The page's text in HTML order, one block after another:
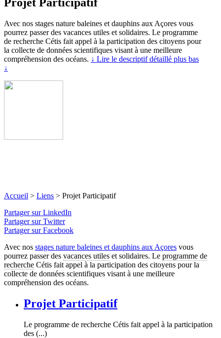
Avec nos stages nature baleines et dauphins aux Açores vous
pourrez passer des vacances utiles et solidaires. Le programme
de recherche Cétis fait appel à la participation des citoyens pour
la collecte de données scientifiques visant à une meilleure
compréhension des océans. ↓ Lire le descriptif détaillé plus bas
↓
Accueil > Liens > Projet Participatif
Partager sur LinkedIn
Partager sur Twitter
Partager sur Facebook
Avec nos stages nature baleines et dauphins aux Açores vous
pourrez passer des vacances utiles et solidaires. Le programme de
recherche Cétis fait appel à la participation des citoyens pour la
collecte de données scientifiques visant à une meilleure
compréhension des océans.
Projet Participatif
Le programme de recherche Cétis fait appel à la participation
des (...)